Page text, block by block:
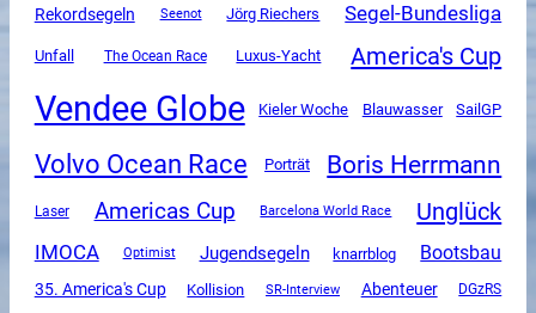
Rekordsegeln Seenot Jörg Riechers Segel-Bundesliga
Unfall The Ocean Race Luxus-Yacht America's Cup
Vendee Globe Kieler Woche Blauwasser SailGP
Volvo Ocean Race Porträt Boris Herrmann
Laser Americas Cup Barcelona World Race Unglück
IMOCA Optimist Jugendsegeln knarrblog Bootsbau
35. America's Cup Kollision SR-Interview Abenteuer DGzRS